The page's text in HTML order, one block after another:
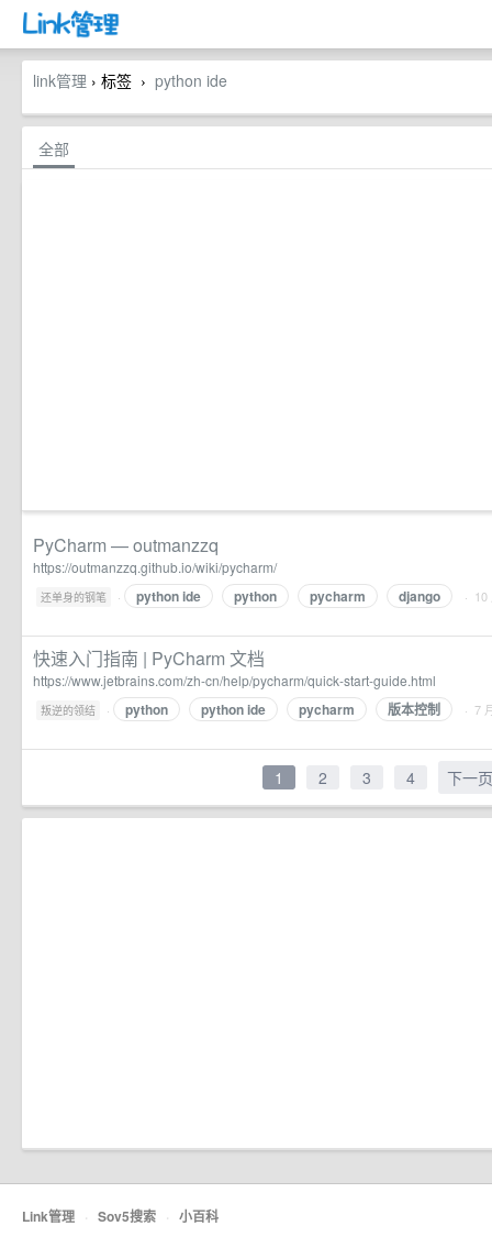
link管理 › 标签 › python ide
全部
PyCharm — outmanzzq
https://outmanzzq.github.io/wiki/pycharm/
还单身的钢笔 · python ide python pycharm django · 10
快速入门指南 | PyCharm 文档
https://www.jetbrains.com/zh-cn/help/pycharm/quick-start-guide.html
叛逆的领结 · python python ide pycharm 版本控制 · 7
1 2 3 4 下一页
Link管理 · Sov5搜索 · 小百科